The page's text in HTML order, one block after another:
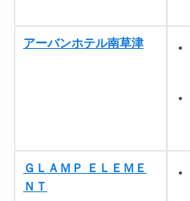
アーバンホテル南草津
ＧＬＡＭＰ ＥＬＥＭＥ
ＮＴ